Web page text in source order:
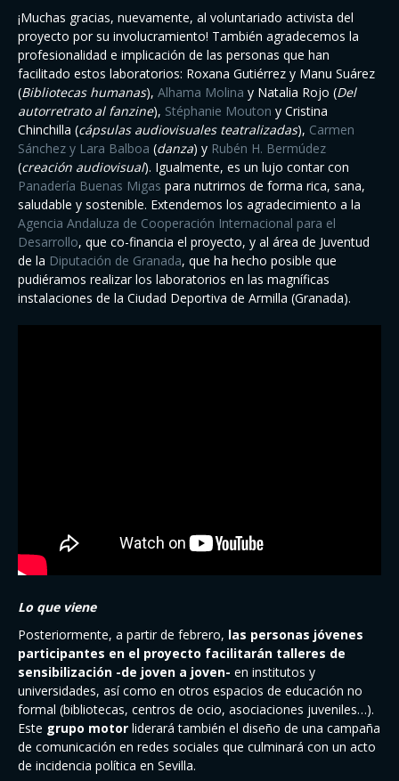
¡Muchas gracias, nuevamente, al voluntariado activista del
proyecto por su involucramiento! También agradecemos la
profesionalidad e implicación de las personas que han
facilitado estos laboratorios: Roxana Gutiérrez y Manu Suárez
(Bibliotecas humanas), Alhama Molina y Natalia Rojo (Del
autorretrato al fanzine), Stéphanie Mouton y Cristina
Chinchilla (cápsulas audiovisuales teatralizadas), Carmen
Sánchez y Lara Balboa (danza) y Rubén H. Bermúdez
(creación audiovisual). Igualmente, es un lujo contar con
Panadería Buenas Migas para nutrirnos de forma rica, sana,
saludable y sostenible. Extendemos los agradecimiento a la
Agencia Andaluza de Cooperación Internacional para el
Desarrollo, que co-financia el proyecto, y al área de Juventud
de la Diputación de Granada, que ha hecho posible que
pudiéramos realizar los laboratorios en las magníficas
instalaciones de la Ciudad Deportiva de Armilla (Granada).
Lo que viene
Posteriormente, a partir de febrero, las personas jóvenes
participantes en el proyecto facilitarán talleres de
sensibilización -de joven a joven- en institutos y
universidades, así como en otros espacios de educación no
formal (bibliotecas, centros de ocio, asociaciones juveniles…).
Este grupo motor liderará también el diseño de una campaña
de comunicación en redes sociales que culminará con un acto
de incidencia política en Sevilla.